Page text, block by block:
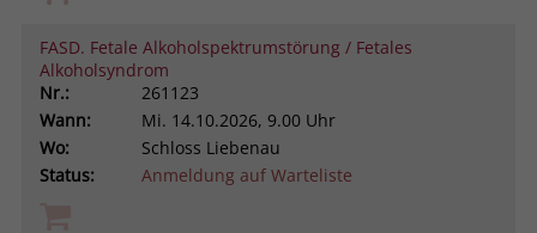
FASD. Fetale Alkoholspektrumstörung / Fetales
Alkoholsyndrom
Nr.:
261123
Wann:
Mi. 14.10.2026, 9.00 Uhr
Wo:
Schloss Liebenau
Status:
Anmeldung auf Warteliste